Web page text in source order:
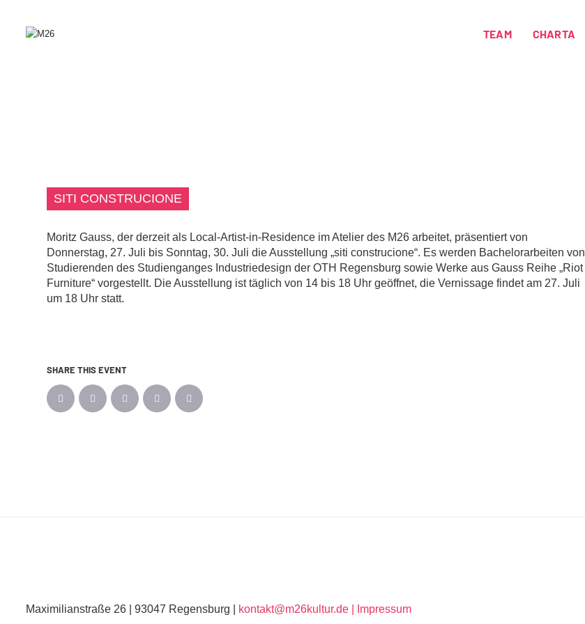
TEAM CHARTA
SITI CONSTRUCIONE
Moritz Gauss, der derzeit als Local-Artist-in-Residence im Atelier des M26 arbeitet, präsentiert von
Donnerstag, 27. Juli bis Sonntag, 30. Juli die Ausstellung „siti construcione“. Es werden Bachelorarbeiten von
Studierenden des Studienganges Industriedesign der OTH Regensburg sowie Werke aus Gauss Reihe „Riot
Furniture“ vorgestellt. Die Ausstellung ist täglich von 14 bis 18 Uhr geöffnet, die Vernissage findet am 27. Juli
um 18 Uhr statt.
SHARE THIS EVENT
Maximilianstraße 26 | 93047 Regensburg | kontakt@m26kultur.de | Impressum